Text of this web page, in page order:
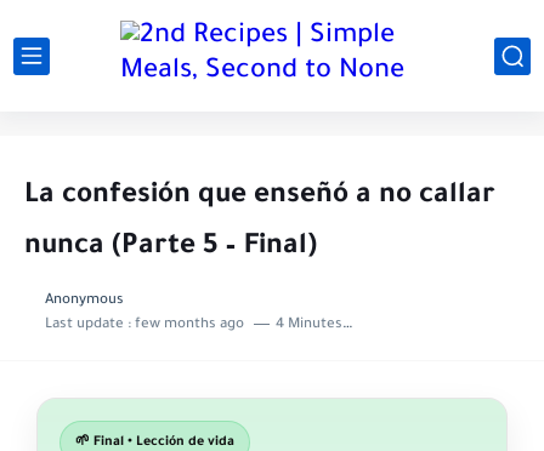
La confesión que enseñó a no callar
nunca (Parte 5 – Final)
Anonymous
Last update : few months ago 4 Minutes to read
🌱 Final • Lección de vida